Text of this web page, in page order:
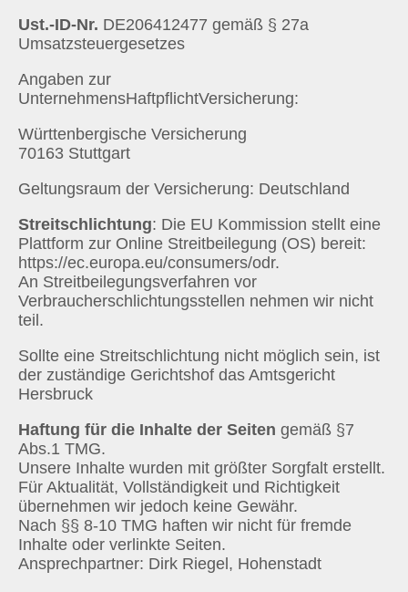
Ust.-ID-Nr. DE206412477 gemäß § 27a
Umsatzsteuergesetzes
Angaben zur
UnternehmensHaftpflichtVersicherung:
Württenbergische Versicherung
70163 Stuttgart
Geltungsraum der Versicherung: Deutschland
Streitschlichtung: Die EU Kommission stellt eine
Plattform zur Online Streitbeilegung (OS) bereit:
https://ec.europa.eu/consumers/odr.
An Streitbeilegungsverfahren vor
Verbraucherschlichtungsstellen nehmen wir nicht
teil.
Sollte eine Streitschlichtung nicht möglich sein, ist
der zuständige Gerichtshof das Amtsgericht
Hersbruck
Haftung für die Inhalte der Seiten gemäß §7
Abs.1 TMG.
Unsere Inhalte wurden mit größter Sorgfalt erstellt.
Für Aktualität, Vollständigkeit und Richtigkeit
übernehmen wir jedoch keine Gewähr.
Nach §§ 8-10 TMG haften wir nicht für fremde
Inhalte oder verlinkte Seiten.
Ansprechpartner: Dirk Riegel, Hohenstadt